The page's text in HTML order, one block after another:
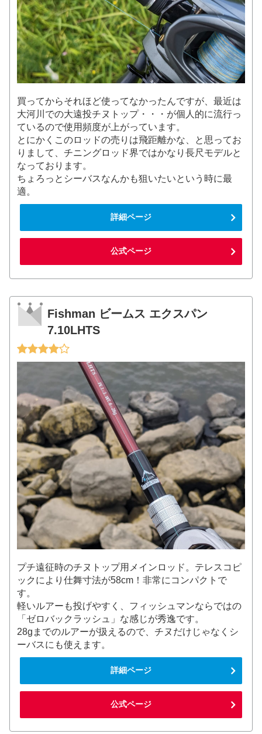
買ってからそれほど使ってなかったんですが、最近は
大河川での大遠投チヌトップ・・・が個人的に流行っ
ているので使用頻度が上がっています。
とにかくこのロッドの売りは飛距離かな、と思ってお
りまして、チニングロッド界ではかなり長尺モデルと
なっております。
ちょろっとシーバスなんかも狙いたいという時に最
適。
詳細ページ
公式ページ
Fishman ビームス エクスパン
7.10LHTS
プチ遠征時のチヌトップ用メインロッド。テレスコピ
ックにより仕舞寸法が58cm！非常にコンパクトで
す。
軽いルアーも投げやすく、フィッシュマンならではの
「ゼロバックラッシュ」な感じが秀逸です。
28gまでのルアーが扱えるので、チヌだけじゃなくシ
ーバスにも使えます。
詳細ページ
公式ページ